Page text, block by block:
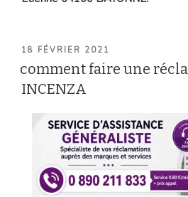
PUBLIÉ
18 FÉVRIER 2021
comment faire une
INCENZA